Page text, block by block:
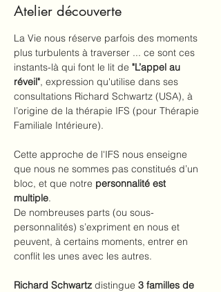
Atelier découverte
La Vie nous réserve parfois des moments
plus turbulents à traverser ... ce sont ces
instants-là qui font le lit de "L’appel au
réveil", expression qu'utilise dans ses
consultations Richard Schwartz (USA), à
l’origine de la thérapie IFS (pour Thérapie
Familiale Intérieure).
Cette approche de l'IFS nous enseigne
que nous ne sommes pas constitués d’un
bloc, et que notre personnalité est
multiple.
De nombreuses parts (ou sous-
personnalités) s’expriment en nous et
peuvent, à certains moments, entrer en
conflit les unes avec les autres.
Richard Schwartz distingue 3 familles de